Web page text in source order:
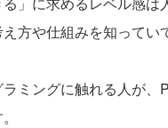
方や仕組みを知ってい
ミングに触れる人が